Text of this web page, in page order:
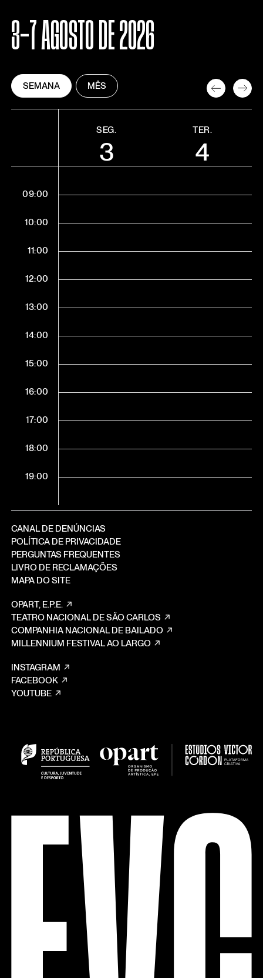
3-7 AGOSTO DE 2026
SEMANA MÊS
SEG.
3
TER.
4
09:00
10:00
11:00
12:00
13:00
14:00
15:00
16:00
17:00
18:00
19:00
CANAL DE DENÚNCIAS
POLÍTICA DE PRIVACIDADE
PERGUNTAS FREQUENTES
LIVRO DE RECLAMAÇÕES
MAPA DO SITE
OPART, E.P.E.
TEATRO NACIONAL DE SÃO CARLOS
COMPANHIA NACIONAL DE BAILADO
MILLENNIUM FESTIVAL AO LARGO
INSTAGRAM
FACEBOOK
YOUTUBE